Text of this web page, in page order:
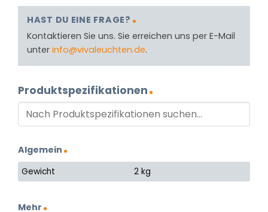
HAST DU EINE FRAGE?
Kontaktieren Sie uns. Sie erreichen uns per E-Mail
unter info@vivaleuchten.de.
Produktspezifikationen
Algemein
Gewicht 2 kg
Mehr